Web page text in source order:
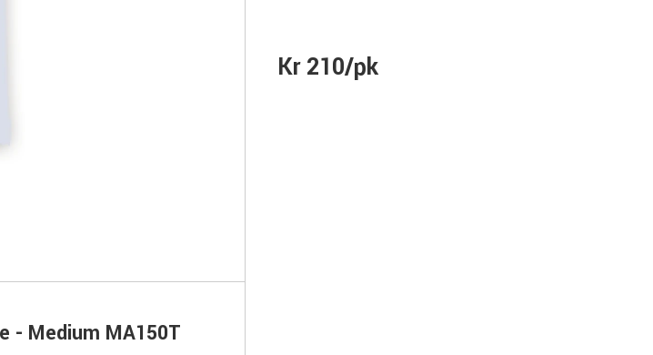
Kr 210/pk
- Medium MA150T